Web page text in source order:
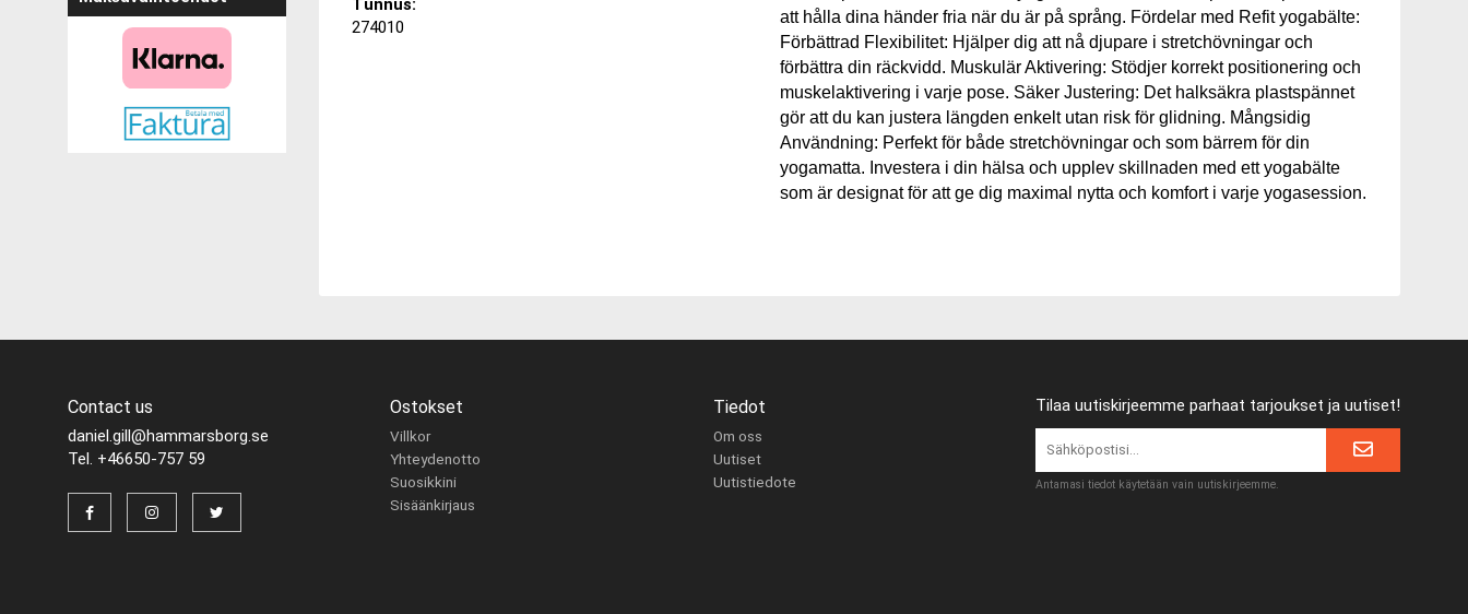
att hålla dina händer fria när du är på språng. Fördelar med Refit yogabälte:
Förbättrad Flexibilitet: Hjälper dig att nå djupare i stretchövningar och
förbättra din räckvidd. Muskulär Aktivering: Stödjer korrekt positionering och
muskelaktivering i varje pose. Säker Justering: Det halksäkra plastspännet
gör att du kan justera längden enkelt utan risk för glidning. Mångsidig
Användning: Perfekt för både stretchövningar och som bärrem för din
yogamatta. Investera i din hälsa och upplev skillnaden med ett yogabälte
som är designat för att ge dig maximal nytta och komfort i varje yogasession.
Tunnus:
274010
Contact us
daniel.gill@hammarsborg.se
Tel. +46650-757 59
Ostokset
Villkor
Yhteydenotto
Suosikkini
Sisäänkirjaus
Tiedot
Om oss
Uutiset
Uutistiedote
Tilaa uutiskirjeemme parhaat tarjoukset ja uutiset!
Antamasi tiedot käytetään vain uutiskirjeemme.